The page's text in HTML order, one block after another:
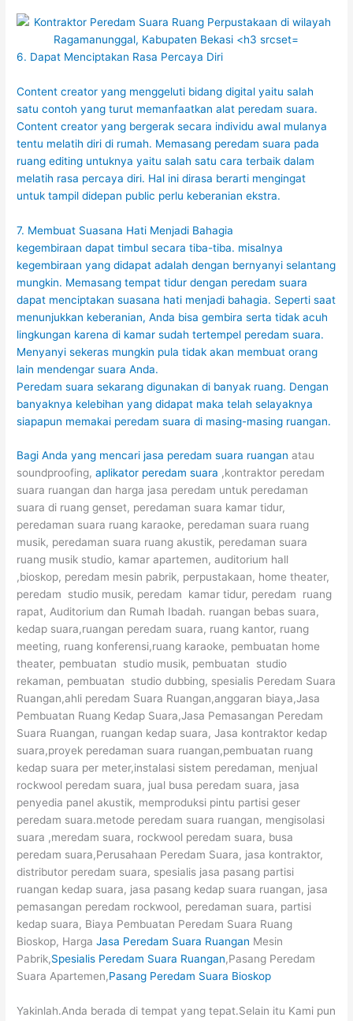
6. Dapat Menciptakan Rasa Percaya Diri
Content creator yang menggeluti bidang digital yaitu salah
satu contoh yang turut memanfaatkan alat peredam suara.
Content creator yang bergerak secara individu awal mulanya
tentu melatih diri di rumah. Memasang peredam suara pada
ruang editing untuknya yaitu salah satu cara terbaik dalam
melatih rasa percaya diri. Hal ini dirasa berarti mengingat
untuk tampil didepan public perlu keberanian ekstra.
7. Membuat Suasana Hati Menjadi Bahagia
kegembiraan dapat timbul secara tiba-tiba. misalnya
kegembiraan yang didapat adalah dengan bernyanyi selantang
mungkin. Memasang tempat tidur dengan peredam suara
dapat menciptakan suasana hati menjadi bahagia. Seperti saat
menunjukkan keberanian, Anda bisa gembira serta tidak acuh
lingkungan karena di kamar sudah tertempel peredam suara.
Menyanyi sekeras mungkin pula tidak akan membuat orang
lain mendengar suara Anda.
Peredam suara sekarang digunakan di banyak ruang. Dengan
banyaknya kelebihan yang didapat maka telah selayaknya
siapapun memakai peredam suara di masing-masing ruangan.
Bagi Anda yang mencarijasa peredam suara ruangan atau
soundproofing,aplikator peredam suara ,kontraktor peredam
suara ruangan dan harga jasa peredam untuk peredaman
suara di ruang genset, peredaman suara kamar tidur,
peredaman suara ruang karaoke, peredaman suara ruang
musik, peredaman suara ruang akustik, peredaman suara
ruang musik studio, kamar apartemen, auditorium hall
,bioskop, peredam mesin pabrik, perpustakaan, home theater,
peredam studio musik, peredam kamar tidur, peredam ruang
rapat, Auditorium dan Rumah Ibadah. ruangan bebas suara,
kedap suara,ruangan peredam suara, ruang kantor, ruang
meeting, ruang konferensi,ruang karaoke, pembuatan home
theater, pembuatan studio musik, pembuatan studio
rekaman, pembuatan studio dubbing, spesialis Peredam Suara
Ruangan,ahli peredam Suara Ruangan,anggaran biaya,Jasa
Pembuatan Ruang Kedap Suara,Jasa Pemasangan Peredam
Suara Ruangan, ruangan kedap suara, Jasa kontraktor kedap
suara,proyek peredaman suara ruangan,pembuatan ruang
kedap suara per meter,instalasi sistem peredaman, menjual
rockwool peredam suara, jual busa peredam suara, jasa
penyedia panel akustik, memproduksi pintu partisi geser
peredam suara.metode peredam suara ruangan, mengisolasi
suara ,meredam suara, rockwool peredam suara, busa
peredam suara,Perusahaan Peredam Suara, jasa kontraktor,
distributor peredam suara, spesialis jasa pasang partisi
ruangan kedap suara, jasa pasang kedap suara ruangan, jasa
pemasangan peredam rockwool, peredaman suara, partisi
kedap suara, Biaya Pembuatan Peredam Suara Ruang
Bioskop, HargaJasa Peredam Suara Ruangan Mesin
Pabrik,Spesialis Peredam Suara Ruangan,Pasang Peredam
Suara Apartemen,Pasang Peredam Suara Bioskop
Yakinlah.Anda berada di tempat yang tepat.Selain itu Kami pun